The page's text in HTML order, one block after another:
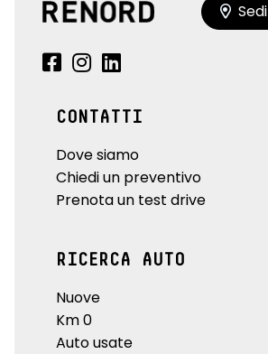
Sedi
CONTATTI
Dove siamo
Chiedi un preventivo
Prenota un test drive
RICERCA AUTO
Nuove
Km 0
Auto usate